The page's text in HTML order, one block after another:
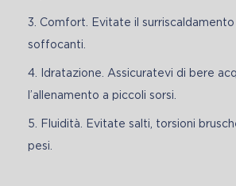
Comfort. Evitate il
soffocanti.
Idratazione. Assicuratevi di bere
l’allenamento a piccoli sorsi.
Fluidità. Evitate salti, torsioni
pesi.